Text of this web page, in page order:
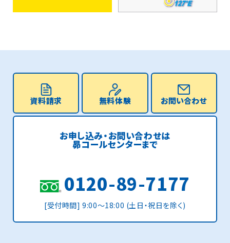
資料請求 無料体験 お問い合わせ
お申し込み・お問い合わせは
昴コールセンターまで
0120-89-7177
[受付時間] 9:00〜18:00 (土日・祝日を除く)